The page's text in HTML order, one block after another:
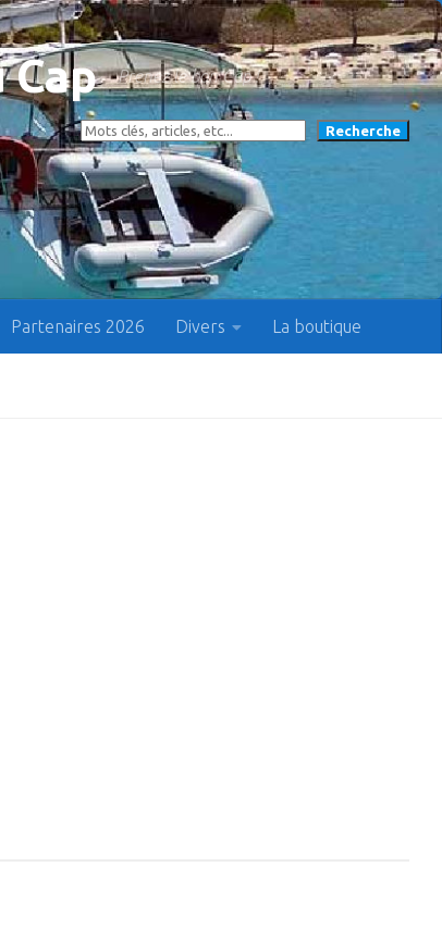
Cap Prenez le bon Cap !
Rechercher Recherche
Partenaires 2026 Divers La boutique